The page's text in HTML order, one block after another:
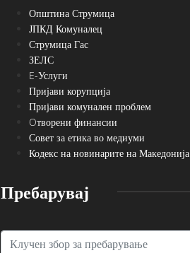
Општина Струмица
ЈПКД Комуналец
Струмица Гас
ЗЕЛС
E-Услуги
Пријави корупција
Пријави комунален проблем
Oтворени финансии
Совет за етика во медиуми
Кодекс на новинарите на Македонија
Пребарувај